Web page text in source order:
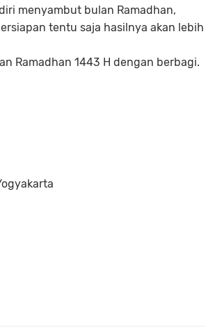
menyambut bulan Ramadhan,
tentu saja hasilnya akan lebih
Ramadhan 1443 H dengan berbagi.